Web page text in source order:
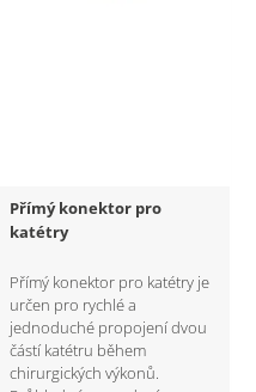
Přímý konektor pro
katétry
Přímý konektor pro katétry je
určen pro rychlé a
jednoduché propojení dvou
částí katétru během
chirurgických výkonů.